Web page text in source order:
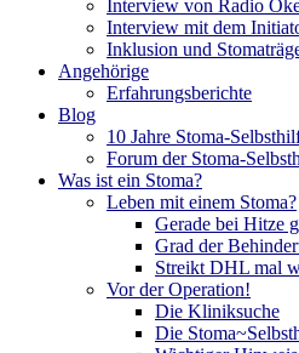
Interview von Radio
Interview mit dem
Inklusion und
Angehörige
Erfahrungsberichte
Blog
10 Jahre Stoma-
Forum der Stoma-
Was ist ein Stoma?
Leben mit einem Stoma?
Gerade bei Hitze
Grad der
Streikt DHL mal
Vor der Operation!
Die Kliniksuche
Die